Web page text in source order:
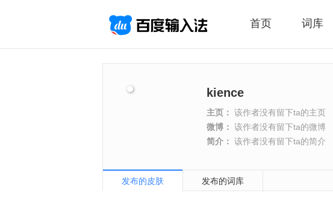
首页 词库
kience
主页： 该作者没有留下ta的主页
微博： 该作者没有留下ta的微博
简介： 该作者没有留下ta的简介
发布的皮肤 发布的词库